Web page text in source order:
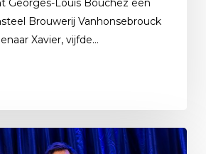
Georges-Louis Bouchez een
Brouwerij Vanhonsebrouck
Xavier, vijfde…